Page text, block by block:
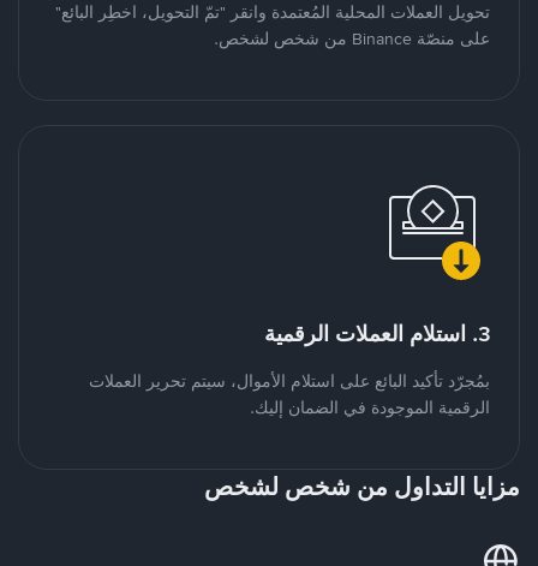
تحويل العملات المحلية المُعتمدة وانقر "تمّ التحويل، اخطِر البائع"
على منصّة Binance من شخص لشخص.
3. استلام العملات الرقمية
بمُجرّد تأكيد البائع على استلام الأموال، سيتم تحرير العملات
الرقمية الموجودة في الضمان إليك.
مزايا التداول من شخص لشخص